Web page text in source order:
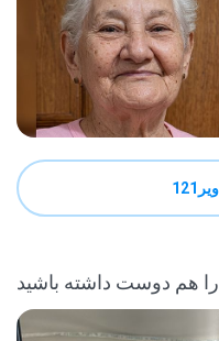
را هم دوست داشته باشید